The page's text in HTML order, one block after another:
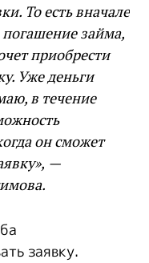
То есть вначале
погашение займа,
приобрести
Уже деньги
в течение
он сможет
—
заявку.